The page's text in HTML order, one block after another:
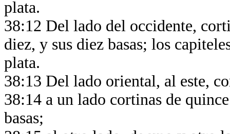
plata.
38:12 Del lado del occidente,
diez, y sus diez basas; los
plata.
38:13 Del lado oriental, al este,
38:14 a un lado cortinas de
basas;